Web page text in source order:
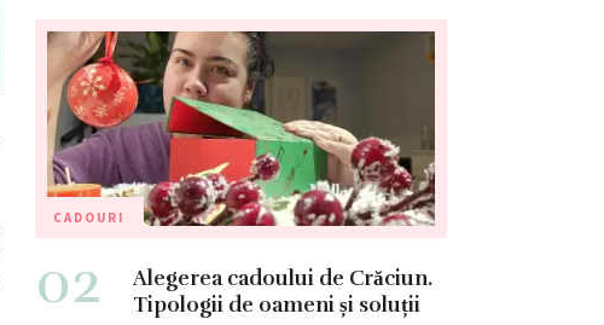
CADOURI
02
Alegerea cadoului de Crăciun.
Tipologii de oameni și soluții